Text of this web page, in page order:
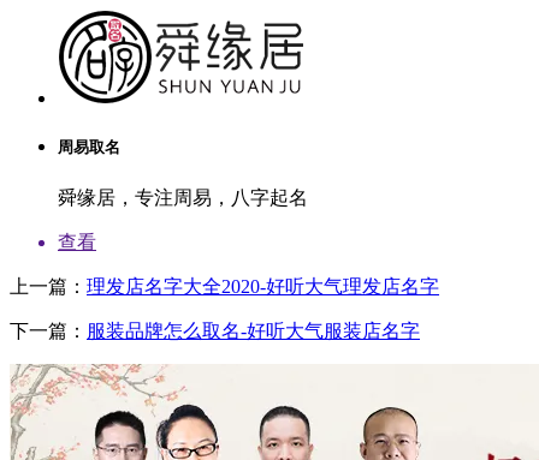
周易取名
舜缘居，专注周易，八字起名
查看
上一篇： 理发店名字大全2020-好听大气理发店名字
下一篇： 服装品牌怎么取名-好听大气服装店名字